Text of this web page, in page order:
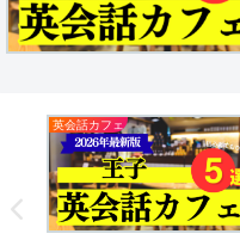
英会話カフェ